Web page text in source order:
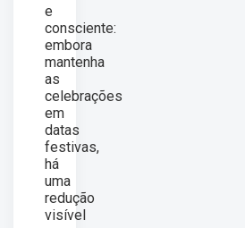
e
consciente:
embora
mantenha
as
celebrações
em
datas
festivas,
há
uma
redução
visível